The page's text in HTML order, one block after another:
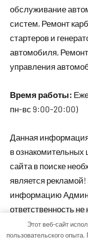
обслуживание
систем, Ремонт
стартеров и
автомобиля,
управления
Время работы:
пн-вс 9:00-20:00)
Данная
в
сайта в поиске
является
информацию
ответственность не
Этот веб-сайт
пользовательского